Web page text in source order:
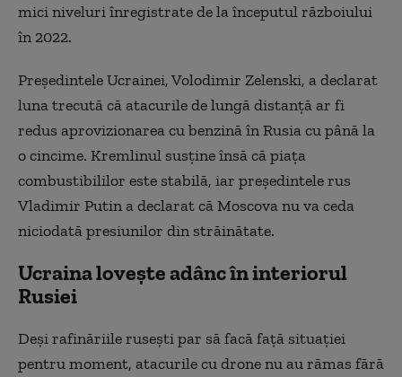
mici niveluri înregistrate de la începutul războiului
în 2022.
Președintele Ucrainei, Volodimir Zelenski, a declarat
luna trecută că atacurile de lungă distanță ar fi
redus aprovizionarea cu benzină în Rusia cu până la
o cincime. Kremlinul susține însă că piața
combustibililor este stabilă, iar președintele rus
Vladimir Putin a declarat că Moscova nu va ceda
niciodată presiunilor din străinătate.
Ucraina lovește adânc în interiorul
Rusiei
Deși rafinăriile rusești par să facă față situației
pentru moment, atacurile cu drone nu au rămas fără